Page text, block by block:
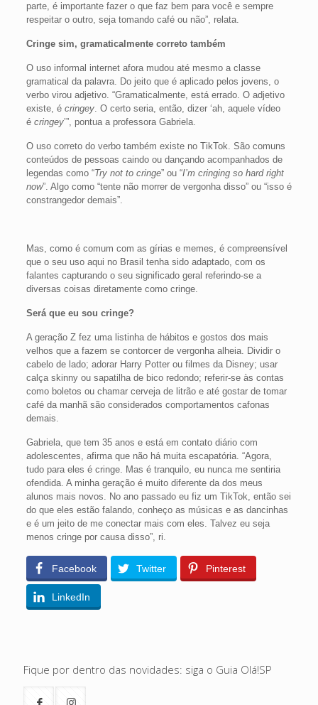
parte, é importante fazer o que faz bem para você e sempre
respeitar o outro, seja tomando café ou não”, relata.
Cringe sim, gramaticalmente correto também
O uso informal internet afora mudou até mesmo a classe
gramatical da palavra. Do jeito que é aplicado pelos jovens, o
verbo virou adjetivo. “Gramaticalmente, está errado. O adjetivo
existe, é cringey. O certo seria, então, dizer ‘ah, aquele vídeo
é cringey’”, pontua a professora Gabriela.
O uso correto do verbo também existe no TikTok. São comuns
conteúdos de pessoas caindo ou dançando acompanhados de
legendas como “Try not to cringe” ou “I’m cringing so hard right
now”. Algo como “tente não morrer de vergonha disso” ou “isso é
constrangedor demais”.
Mas, como é comum com as gírias e memes, é compreensível
que o seu uso aqui no Brasil tenha sido adaptado, com os
falantes capturando o seu significado geral referindo-se a
diversas coisas diretamente como cringe.
Será que eu sou cringe?
A geração Z fez uma listinha de hábitos e gostos dos mais
velhos que a fazem se contorcer de vergonha alheia. Dividir o
cabelo de lado; adorar Harry Potter ou filmes da Disney; usar
calça skinny ou sapatilha de bico redondo; referir-se às contas
como boletos ou chamar cerveja de litrão e até gostar de tomar
café da manhã são considerados comportamentos cafonas
demais.
Gabriela, que tem 35 anos e está em contato diário com
adolescentes, afirma que não há muita escapatória. “Agora,
tudo para eles é cringe. Mas é tranquilo, eu nunca me sentiria
ofendida. A minha geração é muito diferente da dos meus
alunos mais novos. No ano passado eu fiz um TikTok, então sei
do que eles estão falando, conheço as músicas e as dancinhas
e é um jeito de me conectar mais com eles. Talvez eu seja
menos cringe por causa disso”, ri.
Facebook Twitter Pinterest
LinkedIn
Fique por dentro das novidades: siga o Guia Olá!SP